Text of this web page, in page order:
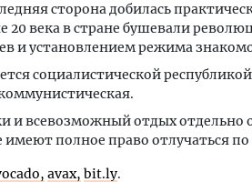
сторона добилась
20 века в стране бушевали
и установлением режима
социалистической
и всевозможный отдых отдельно
полное право отлучаться
avax, bit.ly.